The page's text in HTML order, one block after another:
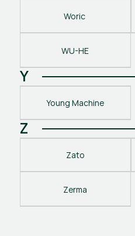
Woric
WU-HE
Y
Young Machine
Z
Zato
Zerma